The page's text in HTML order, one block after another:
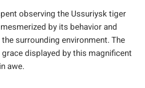
observing the Ussuriysk tiger
by its behavior and
surrounding environment. The
displayed by this magnificent
awe.